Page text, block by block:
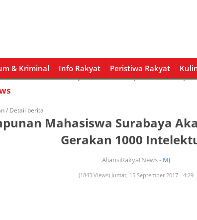
& Kriminal Info Rakyat Peristiwa Rakyat
& Kriminal Info Rakyat Peristiwa Rakyat Kuliner Rakyat
/ Detail berita
Mahasiswa Surabaya
Gerakan 1000
AliansiRakyatNews - MJ
(1843 Views) Jumat, 15 September 2017 - 4:29